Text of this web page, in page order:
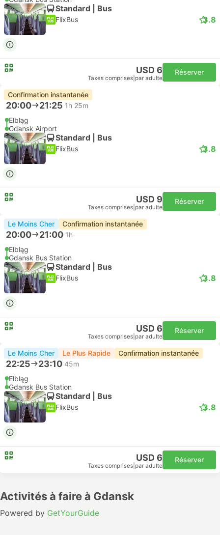
Standard | Bus
FlixBus 3.8
USD 6
Taxes comprises par adulte
Réserver
Confirmation instantanée
20:00 21:25 1h 25m
Elbląg
Gdansk Airport
Standard | Bus
FlixBus 3.8
USD 9
Taxes comprises par adulte
Réserver
Le Moins Cher Confirmation instantanée
20:00 21:00 1h
Elbląg
Gdansk Bus Station
Standard | Bus
FlixBus 3.8
USD 6
Taxes comprises par adulte
Réserver
Le Moins Cher Le Plus Rapide Confirmation instantanée
22:25 23:10 45m
Elbląg
Gdansk Bus Station
Standard | Bus
FlixBus 3.8
USD 6
Taxes comprises par adulte
Réserver
Activités à faire à Gdansk
Powered by GetYourGuide